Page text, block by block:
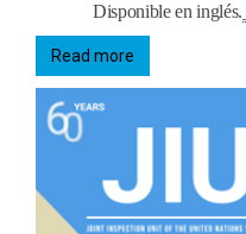
Disponible en inglés.
Read more